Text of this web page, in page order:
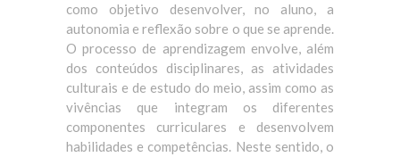
como objetivo desenvolver, no aluno, a
autonomia e reflexão sobre o que se aprende.
O processo de aprendizagem envolve, além
dos conteúdos disciplinares, as atividades
culturais e de estudo do meio, assim como as
vivências que integram os diferentes
componentes curriculares e desenvolvem
habilidades e competências. Neste sentido, o